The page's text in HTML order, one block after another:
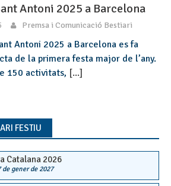
Antoni 2025 a Barcelona
Premsa i Comunicació Bestiari
Antoni 2025 a Barcelona es fa
de la primera festa major de l’any.
150 activitats, [...]
FESTIU
Catalana 2026
de gener de 2027